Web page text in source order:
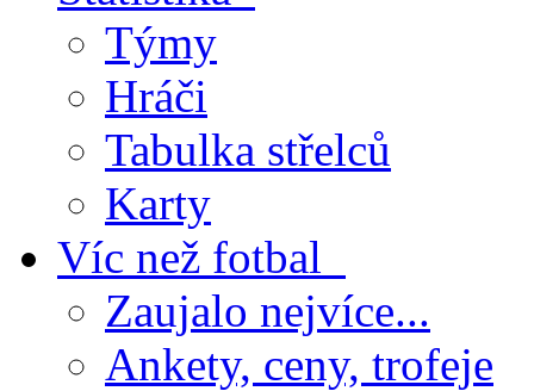
Týmy
Hráči
Tabulka střelců
Karty
Víc než fotbal
Zaujalo nejvíce...
Ankety, ceny, trofeje